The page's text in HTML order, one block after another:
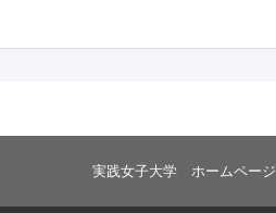
実践女子大学 ホームページ